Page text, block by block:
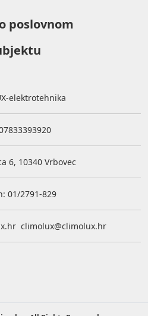
poslovnom
elektrotehnika
6, 10340 Vrbovec
01/2791-829
climolux@climolux.hr